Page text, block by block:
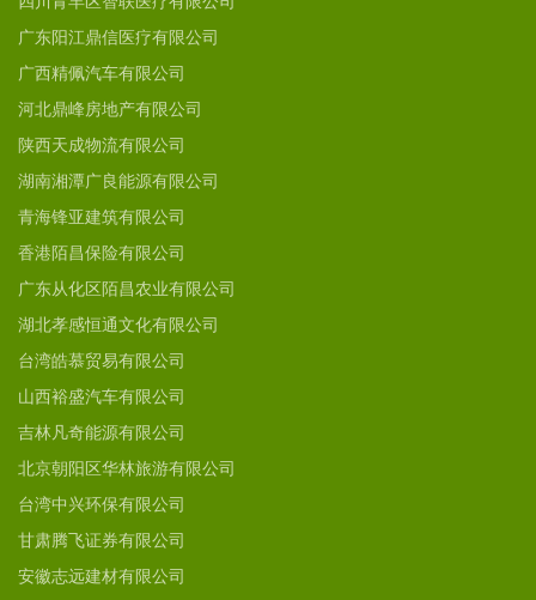
广东阳江鼎信医疗有限公司
广西精佩汽车有限公司
河北鼎峰房地产有限公司
陕西天成物流有限公司
湖南湘潭广良能源有限公司
青海锋亚建筑有限公司
香港陌昌保险有限公司
广东从化区陌昌农业有限公司
湖北孝感恒通文化有限公司
台湾皓慕贸易有限公司
山西裕盛汽车有限公司
吉林凡奇能源有限公司
北京朝阳区华林旅游有限公司
台湾中兴环保有限公司
甘肃腾飞证券有限公司
安徽志远建材有限公司